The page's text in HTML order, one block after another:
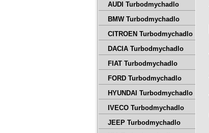
AUDI Turbodmychadlo
BMW Turbodmychadlo
CITROEN Turbodmychadlo
DACIA Turbodmychadlo
FIAT Turbodmychadlo
FORD Turbodmychadlo
HYUNDAI Turbodmychadlo
IVECO Turbodmychadlo
JEEP Turbodmychadlo